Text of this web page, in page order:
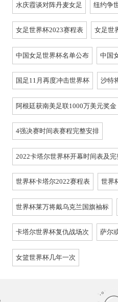
水庆霞谈对阵丹麦女足 纽约争
女足世界杯2023赛程表 女足世
中国女足世界杯名单公布 中国
国足11月再度冲击世界杯 沙特
阿根廷获南美足联1000万美元奖金
4强决赛时间表赛程完整安排
2022卡塔尔世界杯开幕时间表及
世界杯卡塔尔2022赛程表 世界
世界杯莱万将戴乌克兰国旗袖标
卡塔尔世界杯复仇战场次 萨尔
女篮世界杯几年一次